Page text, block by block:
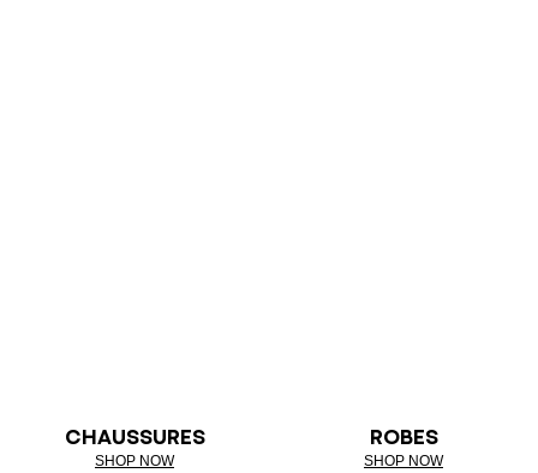
CHAUSSURES
SHOP NOW
ROBES
SHOP NOW